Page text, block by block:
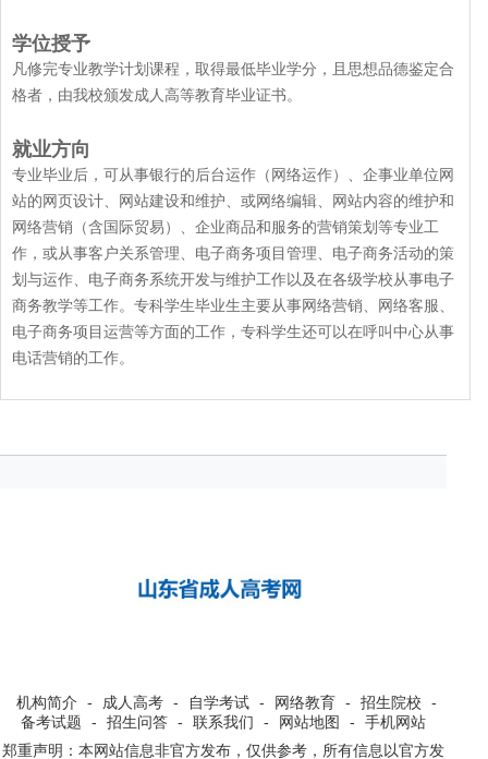
学位授予
凡修完专业教学计划课程，取得最低毕业学分，且思想品德鉴定合
格者，由我校颁发成人高等教育毕业证书。
就业方向
专业毕业后，可从事银行的后台运作（网络运作）、企事业单位网
站的网页设计、网站建设和维护、或网络编辑、网站内容的维护和
网络营销（含国际贸易）、企业商品和服务的营销策划等专业工
作，或从事客户关系管理、电子商务项目管理、电子商务活动的策
划与运作、电子商务系统开发与维护工作以及在各级学校从事电子
商务教学等工作。专科学生毕业生主要从事网络营销、网络客服、
电子商务项目运营等方面的工作，专科学生还可以在呼叫中心从事
电话营销的工作。
机构简介 - 成人高考 - 自学考试 - 网络教育 - 招生院校
-
备考试题
- 招生问答 - 联系我们 - 网站地图 -
手机网站
郑重声明：本网站信息非官方发布，仅供参考，所有信息以官方发